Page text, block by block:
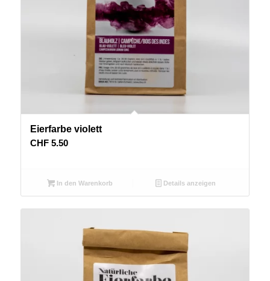
Eierfarbe violett
CHF5.50
In den Warenkorb Details anzeigen